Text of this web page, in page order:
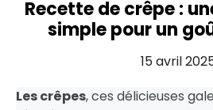
Recette de crêpe :
simple pour un
15 avril
Les crêpes, ces délicieuses